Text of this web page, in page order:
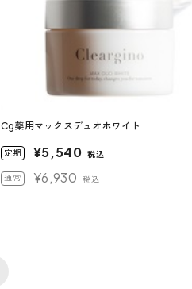
Cg薬用マックスデュオホワイト
定期 ¥5,540 税込
通常 ¥6,930 税込